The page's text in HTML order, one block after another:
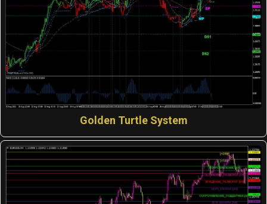
Golden Turtle System